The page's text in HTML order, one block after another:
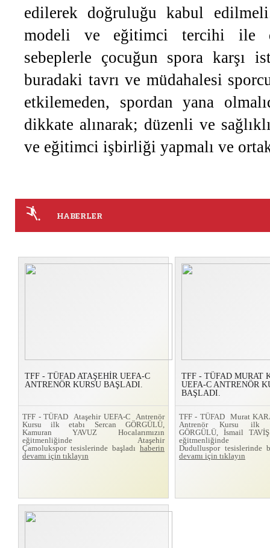
edilerek doğruluğu kabul
modeli ve eğitimci tercihi ile
sebeplerle çocuğun spora karşı
buradaki tavrı ve müdahalesi
etkilemeden, spordan yana
dikkate alınarak; düzenli ve
ve eğitimci işbirliği yapmalı ve
HABERLER
TFF - TÜFAD ATAŞEHİR UEFA-C
ANTRENÖR KURSU BAŞLADI.
TFF - TÜFAD Ataşehir UEFA-C Antrenör
Kursu ilk etabı Sercan GÖRGÜLÜ,
Kamuran YAVUZ Hocalarımızın
eğitmenliğinde Ataşehir
Çamolukspor tesislerinde başladı haberin
devamı için tıklayın
TFF - TÜFAD MURAT
UEFA-C ANTRENÖR
BAŞLADI.
TFF - TÜFAD Murat
Antrenör Kursu ilk
GÖRGÜLÜ, İsmail TAVİŞ
eğitmenliğinde
Dudulluspor tesislerinde
devamı için tıklayın